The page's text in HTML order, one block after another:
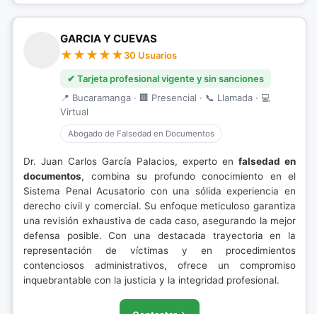
GARCIA Y CUEVAS
30 Usuarios
✔ Tarjeta profesional vigente y sin sanciones
📍 Bucaramanga · 🏢 Presencial · 📞 Llamada · 💻
Virtual
Abogado de Falsedad en Documentos
Dr. Juan Carlos García Palacios, experto en falsedad en
documentos, combina su profundo conocimiento en el
Sistema Penal Acusatorio con una sólida experiencia en
derecho civil y comercial. Su enfoque meticuloso garantiza
una revisión exhaustiva de cada caso, asegurando la mejor
defensa posible. Con una destacada trayectoria en la
representación de víctimas y en procedimientos
contenciosos administrativos, ofrece un compromiso
inquebrantable con la justicia y la integridad profesional.